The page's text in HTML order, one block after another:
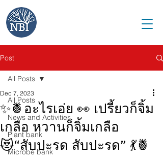
Post
All Posts
News and Activities
Plant bank
Microbe bank
All Posts
✨🍍อะไรเอ่ย 👀 เปรี้ยวก็จิ้ม
เกลือ หวานก็จิ้มเกลือ
😻“สับปะรด สับปะรด” 💃🍍
Dec 7, 2023